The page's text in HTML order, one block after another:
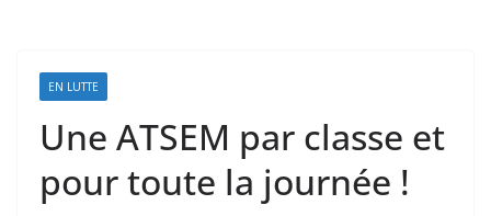
EN LUTTE
Une ATSEM par classe et
pour toute la journée !